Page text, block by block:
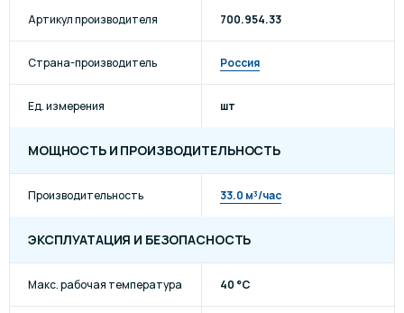
Артикул производителя 700.954.33
Страна-производитель Россия
Ед. измерения шт
МОЩНОСТЬ И ПРОИЗВОДИТЕЛЬНОСТЬ
Производительность 33.0 м³/час
ЭКСПЛУАТАЦИЯ И БЕЗОПАСНОСТЬ
Макс. рабочая температура 40 °C